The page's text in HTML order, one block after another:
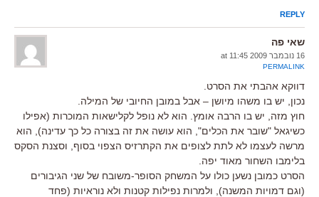
REPLY
שאי פה
16 נובמבר 2009 at 11:45
PERMALINK
דווקא אהבתי את הסרט.
נכון, יש בו משהו מיושן – אבל במובן החיובי של המילה.
חוץ מזה, יש בו הרבה אומץ. הוא לא נופל לקלישאות המוכרות (אפילו
כשיגאל "שובר את הכלים", הוא עושה את זה בצורה כל כך עדינה), הוא
מרשה לעצמו לא לתת לצופים את הקתרזיס הצפוי בסוף, וסצנת הסקס
בלימבו השחור מאוד יפה.
הסרט כמובן נשען כולו על המשחק הסופר-משובח של שני הגיבורים
(וגם דמויות המשנה), ולמרות נפילות קטנות ולא נוראיות (פחד